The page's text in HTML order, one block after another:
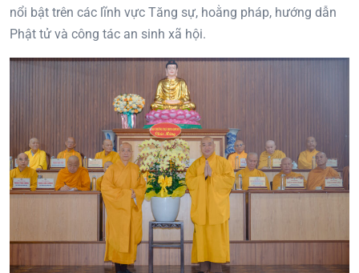
nổi bật trên các lĩnh vực Tăng sự, hoằng pháp, hướng dẫn
Phật tử và công tác an sinh xã hội.